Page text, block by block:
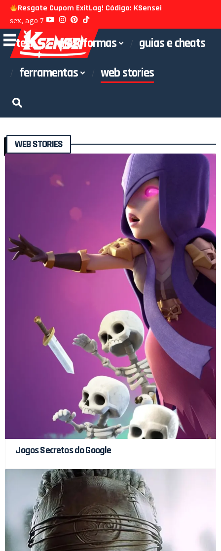
Resgate Cupom ExitLag! Código: KSensei
sex, ago 7
tech plataformas
guias e cheats
ferramentas
web stories
WEB STORIES
Jogos Secretos do Google